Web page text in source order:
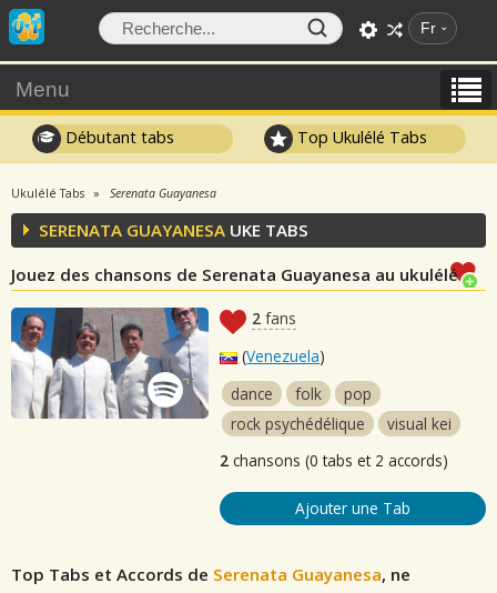
Fr
Menu
Débutant tabs Top Ukulélé Tabs
Ukulélé Tabs Serenata Guayanesa
SERENATA GUAYANESA UKE TABS
Jouez des chansons de Serenata Guayanesa au ukulélé
2 fans
(Venezuela)
dance
folk
pop
rock psychédélique
visual kei
2 chansons (0 tabs et 2 accords)
Ajouter une Tab
Top Tabs et Accords de Serenata Guayanesa, ne